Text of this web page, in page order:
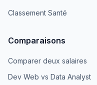
Classement Santé
Comparaisons
Comparer deux salaires
Dev Web vs Data Analyst